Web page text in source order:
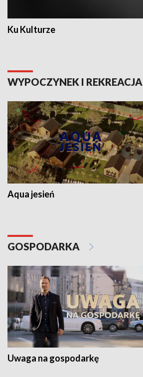
Ku Kulturze
WYPOCZYNEK I REKREACJA
Aqua jesień
GOSPODARKA
Uwaga na gospodarkę